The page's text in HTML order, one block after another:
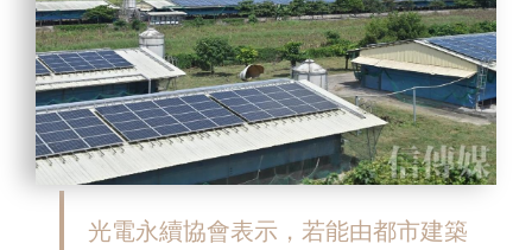
光電永續協會表示，若能由都市建築